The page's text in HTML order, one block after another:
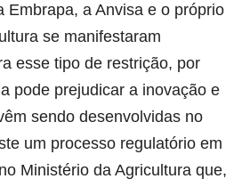
Embrapa, a Anvisa e o próprio
se manifestaram
esse tipo de restrição, por
pode prejudicar a inovação e
sendo desenvolvidas no
um processo regulatório em
Ministério da Agricultura que,